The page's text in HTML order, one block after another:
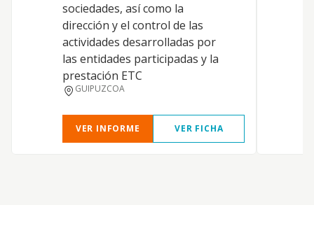
sociedades, así como la
dirección y el control de las
actividades desarrolladas por
las entidades participadas y la
prestación ETC
GUIPUZCOA
VER INFORME VER FICHA